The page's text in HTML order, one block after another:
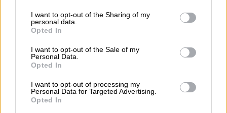
I want to opt-out of the Sharing of my
personal data.
Opted In
I want to opt-out of the Sale of my
Personal Data.
Opted In
I want to opt-out of processing my
Personal Data for Targeted Advertising.
Opted In
COMPARTIR: